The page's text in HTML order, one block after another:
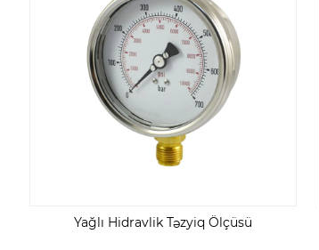
Yağlı Hidravlik Təzyiq Ölçüsü